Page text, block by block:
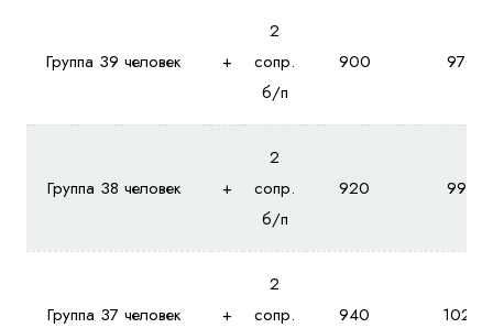
Группа 39 человек +
2
сопр.
б/п
900 970
Группа 38 человек +
2
сопр.
б/п
920 990
Группа 37 человек +
2
сопр.
940 1020